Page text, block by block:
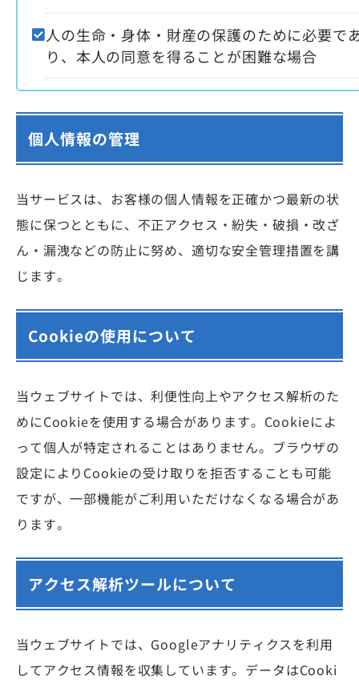
人の生命・身体・財産の保護のために必要で
り、本人の同意を得ることが困難な場合
個人情報の管理
当サービスは、お客様の個人情報を正確かつ最新の状
態に保つとともに、不正アクセス・紛失・破損・改ざ
ん・漏洩などの防止に努め、適切な安全管理措置を講
じます。
Cookieの使用について
当ウェブサイトでは、利便性向上やアクセス解析のた
めにCookieを使用する場合があります。Cookieによ
って個人が特定されることはありません。ブラウザの
設定によりCookieの受け取りを拒否することも可能
ですが、一部機能がご利用いただけなくなる場合があ
ります。
アクセス解析ツールについて
当ウェブサイトでは、Googleアナリティクスを利用
してアクセス情報を収集しています。データはCooki